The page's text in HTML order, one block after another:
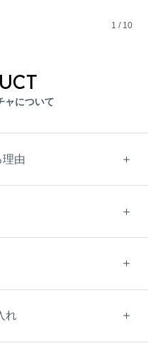
1 / 10
ャについて
由
れ